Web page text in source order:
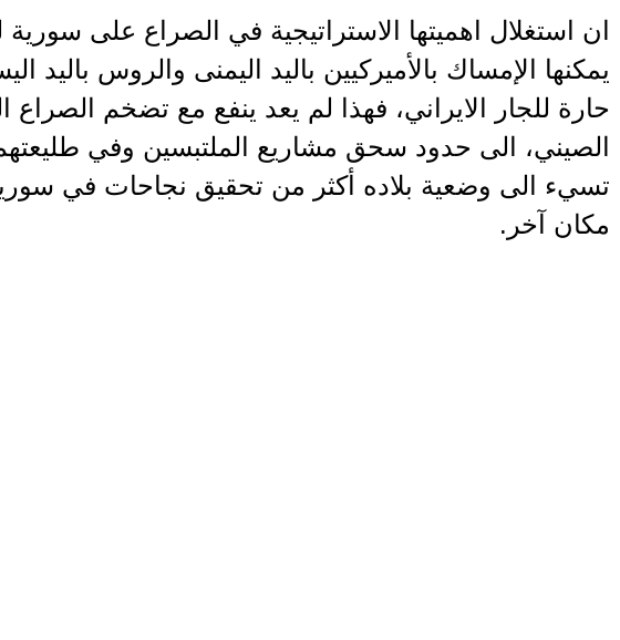
ان استغلال اهميتها الاستراتيجية في الصراع على سورية
يمكنها الإمساك بالأميركيين باليد اليمنى والروس باليد
حارة للجار الايراني، فهذا لم يعد ينفع مع تضخم الصراع
الصيني، الى حدود سحق مشاريع الملتبسين وفي
تسيء الى وضعية بلاده أكثر من تحقيق نجاحات في
مكان آخر.